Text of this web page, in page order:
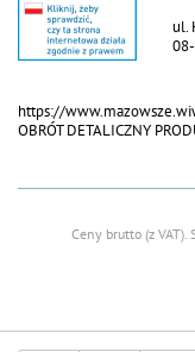
ul.
https://
OBRÓT DETALICZNY
Ceny brutto (z VAT).